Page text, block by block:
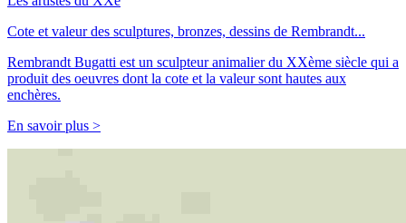
Cote et valeur des sculptures, bronzes, dessins de Rembrandt...
Rembrandt Bugatti est un sculpteur animalier du XXème siècle qui a
produit des oeuvres dont la cote et la valeur sont hautes aux
enchères.
En savoir plus >